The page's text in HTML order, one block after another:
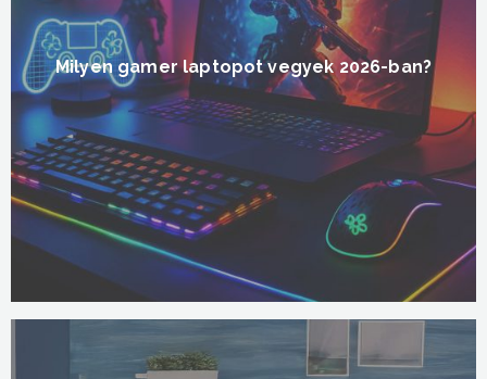
Milyen gamer laptopot vegyek 2026-ban?